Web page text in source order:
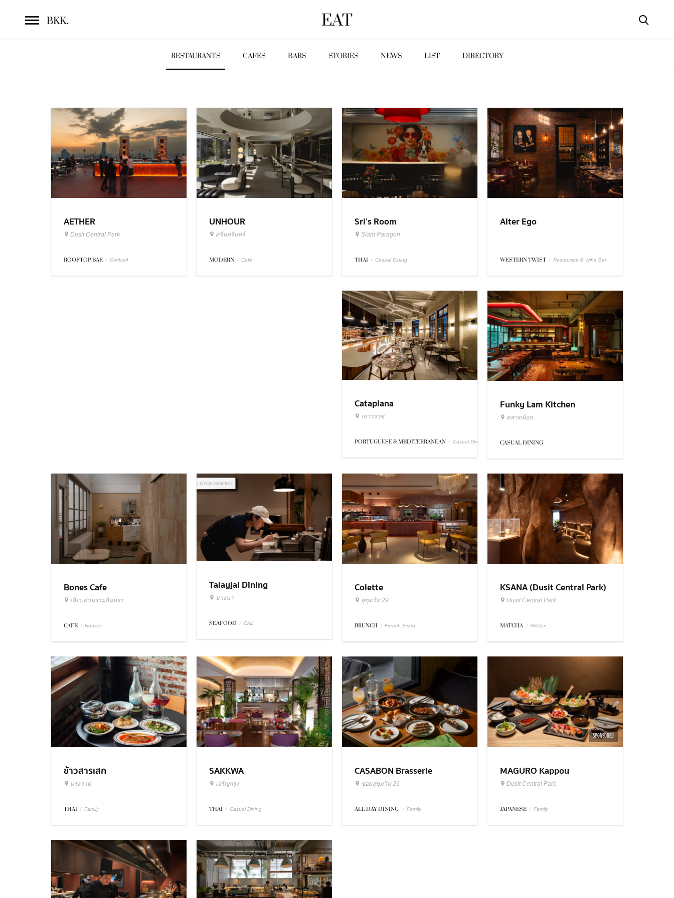
BKK. EAT
RESTAURANTS CAFES BARS STORIES NEWS LIST DIRECTORY
AETHER
Dusit Central Park
ROOFTOP BAR / Cocktail
UNHOUR
ศรีนครินทร์
MODERN / Cafe
Sri’s Room
Siam Paragon
THAI / Casual Dining
Alter Ego
WESTERN TWIST / Restaurant & Wine Bar
Cataplana
เยาวราช
PORTUGUESE & MEDITERRANEAN / Casual Dining
Funky Lam Kitchen
ตลาดน้อย
CASUAL DINING
Bones Cafe
เลียบด่วนรามอินทรา
CAFE / Homey
Talayjai Dining
บางนา
SEAFOOD / Chill
Colette
สุขุมวิท 29
BRUNCH / French Bistro
KSANA (Dusit Central Park)
Dusit Central Park
MATCHA / Hidden
ข้าวสารเสก
ทรงวาด
THAI / Family
SAKKWA
เจริญกรุง
THAI / Casual Dining
CASABON Brasserie
ซอยสุขุมวิท 26
ALL DAY DINING / Family
SPONSORED
MAGURO Kappou
Dusit Central Park
JAPANESE / Family